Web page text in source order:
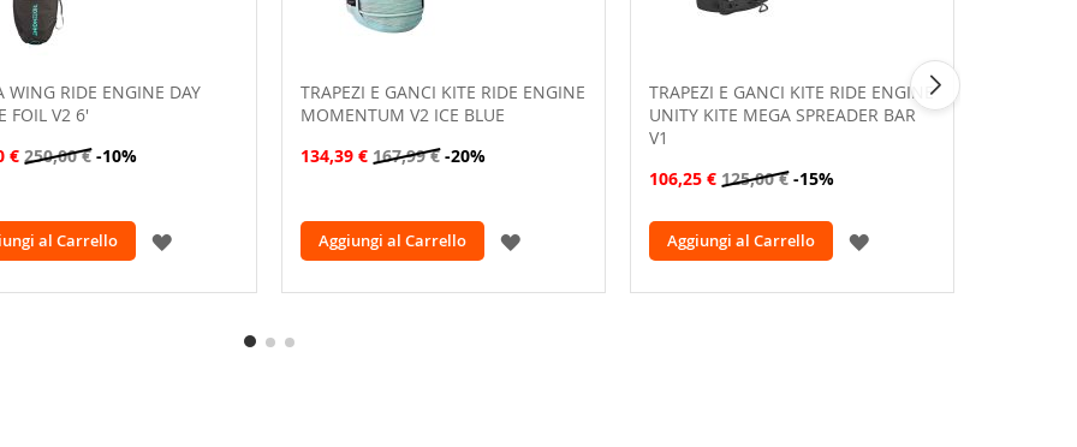
WING RIDE ENGINE DAY
FOIL V2 6'
€ 250,00 € -10%
al Carrello
AGGIUNGI
TRAPEZI E GANCI KITE RIDE ENGINE
MOMENTUM V2 ICE BLUE
134,39 € 167,99 € -20%
Aggiungi al Carrello
AGGIUNGI
TRAPEZI E GANCI KITE RIDE ENGINE
UNITY KITE MEGA SPREADER BAR
V1
106,25 € 125,00 € -15%
Aggiungi al Carrello
AGGIUNGI